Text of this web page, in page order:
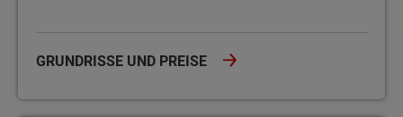
GRUNDRISSE UND PREISE